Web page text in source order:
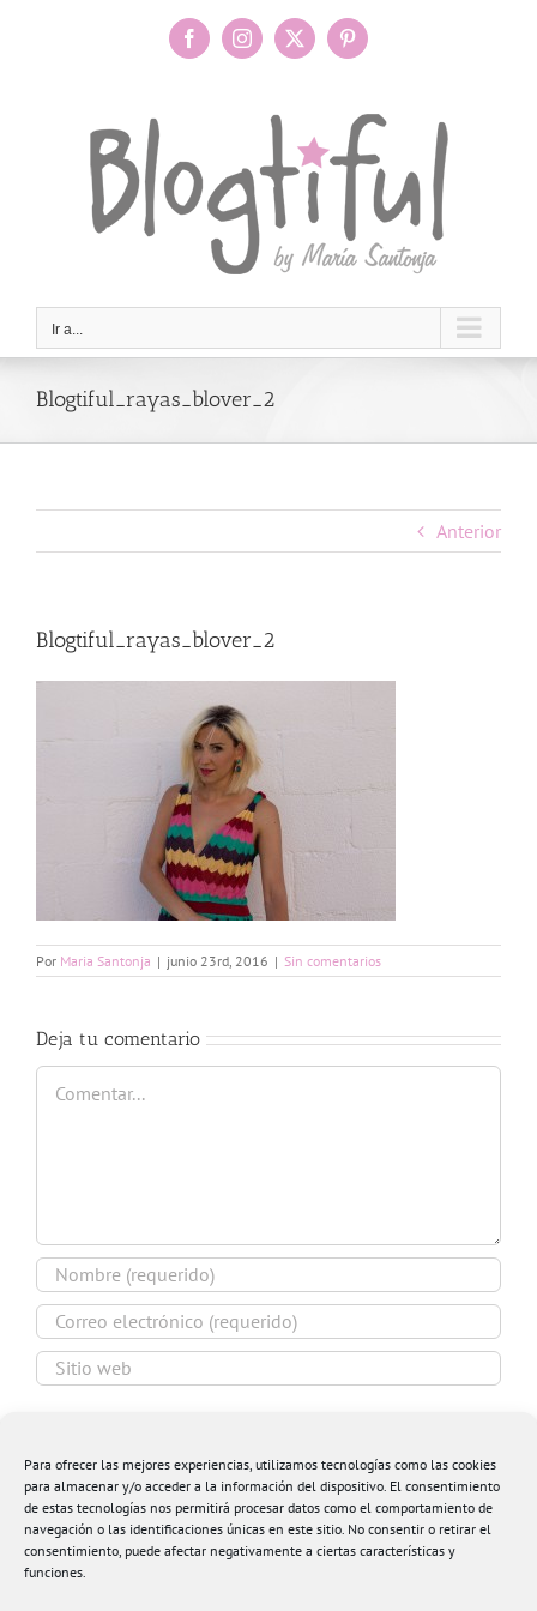
Para ofrecer las mejores experiencias, utilizamos tecnologías como las cookies
para almacenar y/o acceder a la información del dispositivo. El consentimiento
de estas tecnologías nos permitirá procesar datos como el comportamiento de
navegación o las identificaciones únicas en este sitio. No consentir o retirar el
consentimiento, puede afectar negativamente a ciertas características y
funciones.
FacebookInstagram
X Pinterest
Ir a...
Blogtiful_rayas_blover_2
Anterior
Blogtiful_rayas_blover_2
Por Maria Santonja | junio 23rd, 2016 | Sin comentarios
Deja tu comentario
Comentar
navegador para la próxima vez que comente.